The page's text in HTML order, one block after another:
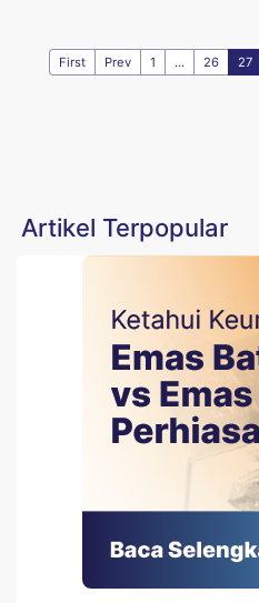
First Prev 1 ... 26 27
Artikel Terpopular